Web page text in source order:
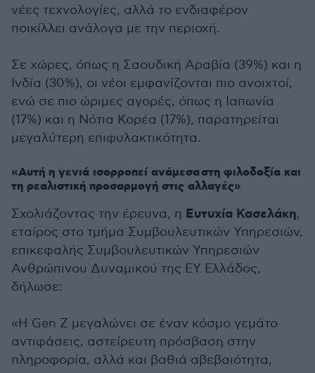
νέες τεχνολογίες, αλλά το ενδιαφέρον
ποικίλλει ανάλογα με την περιοχή.
Σε χώρες, όπως η Σαουδική Αραβία (39%) και η
Ινδία (30%), οι νέοι εμφανίζονται πιο ανοιχτοί,
ενώ σε πιο ώριμες αγορές, όπως η Ιαπωνία
(17%) και η Νότια Κορέα (17%), παρατηρείται
μεγαλύτερη επιφυλακτικότητα.
«Αυτή η γενιά ισορροπεί ανάμεσα στη φιλοδοξία και
τη ρεαλιστική προσαρμογή στις αλλαγές»
Σχολιάζοντας την έρευνα, η Ευτυχία Κασελάκη,
εταίρος στο τμήμα Συμβουλευτικών Υπηρεσιών,
επικεφαλής Συμβουλευτικών Υπηρεσιών
Ανθρώπινου Δυναμικού της ΕΥ Ελλάδος,
δήλωσε:
«Η Gen Z μεγαλώνει σε έναν κόσμο γεμάτο
αντιφάσεις, αστείρευτη πρόσβαση στην
πληροφορία, αλλά και βαθιά αβεβαιότητα,